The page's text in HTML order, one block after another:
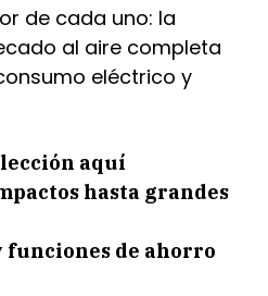
de cada uno: la
al aire completa
eléctrico y
aquí
hasta grandes
funciones de ahorro